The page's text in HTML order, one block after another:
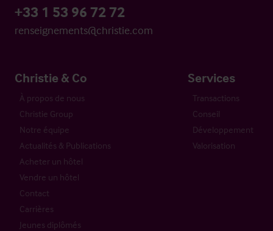
+33 1 53 96 72 72
renseignements@christie.com
Christie & Co
À propos de nous
Christie Group
Notre équipe
Actualités & Publications
Acheter un hôtel
Vendre un hôtel
Contact
Carrières
Jeunes diplômés
Services
Transactions
Conseil
Développement
Valorisation